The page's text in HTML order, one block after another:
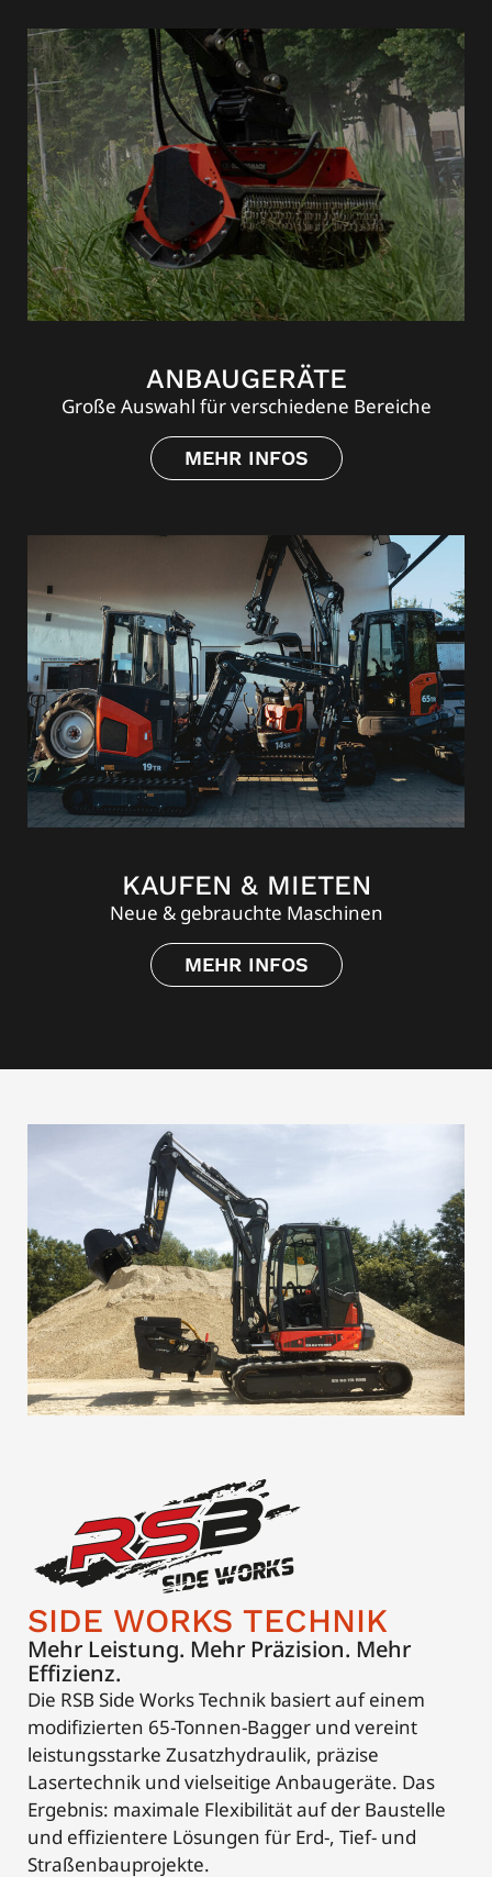
ANBAUGERÄTE
Große Auswahl für verschiedene Bereiche
MEHR INFOS
KAUFEN & MIETEN
Neue & gebrauchte Maschinen
MEHR INFOS
SIDE WORKS TECHNIK
Mehr Leistung. Mehr Präzision. Mehr
Effizienz.
Die RSB Side Works Technik basiert auf einem
modifizierten 65-Tonnen-Bagger und vereint
leistungsstarke Zusatzhydraulik, präzise
Lasertechnik und vielseitige Anbaugeräte. Das
Ergebnis: maximale Flexibilität auf der Baustelle
und effizientere Lösungen für Erd-, Tief- und
Straßenbauprojekte.